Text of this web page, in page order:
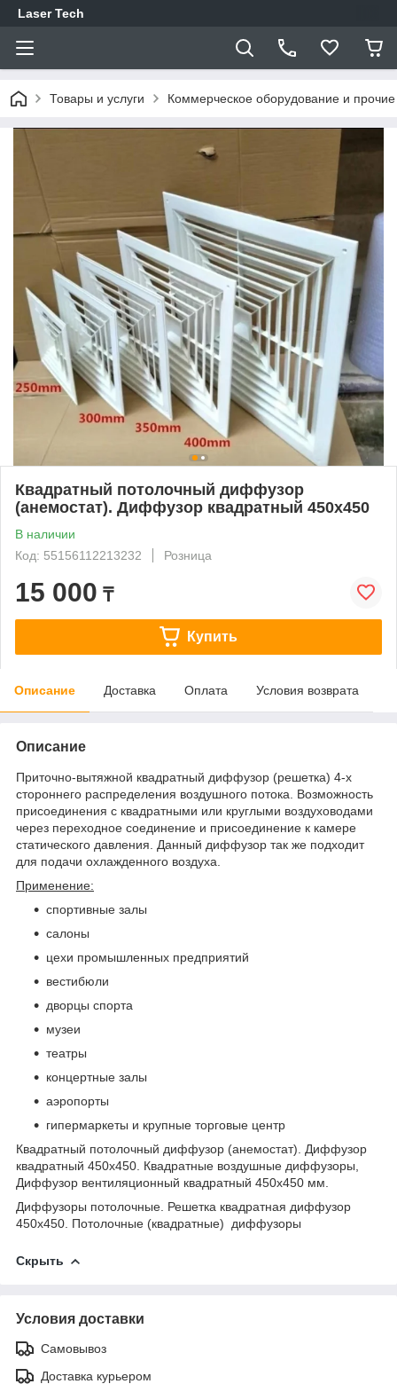
Laser Tech
Товары и услуги Коммерческое оборудование и
Квадратный потолочный диффузор
(анемостат). Диффузор квадратный 450х450
В наличии
Код: 55156112213232
Розница
15 000 ₸
Купить
Описание Доставка Оплата Условия возврата
Описание
Приточно-вытяжной квадратный диффузор (решетка) 4-х
стороннего распределения воздушного потока. Возможность
присоединения с квадратными или круглыми воздуховодами
через переходное соединение и присоединение к камере
статического давления. Данный диффузор так же подходит
для подачи охлажденного воздуха.
Применение:
спортивные залы
салоны
цехи промышленных предприятий
вестибюли
дворцы спорта
музеи
театры
концертные залы
аэропорты
гипермаркеты и крупные торговые центр
Квадратный потолочный диффузор (анемостат). Диффузор
квадратный 450х450. Квадратные воздушные диффузоры,
Диффузор вентиляционный квадратный 450х450 мм.
Диффузоры потолочные. Решетка квадратная диффузор
450х450. Потолочные (квадратные) диффузоры
Скрыть
Условия доставки
Самовывоз
Доставка курьером